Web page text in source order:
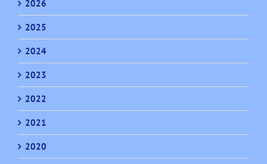
2026
2025
2024
2023
2022
2021
2020